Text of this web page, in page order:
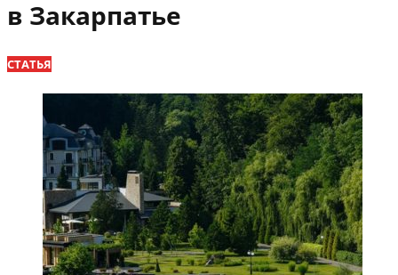
в Закарпатье
СТАТЬЯ